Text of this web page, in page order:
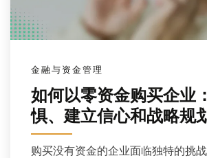
金融与资金管理
如何以零资金购买企业
惧、建立信心和战略规
购买没有资金的企业面临独特的挑